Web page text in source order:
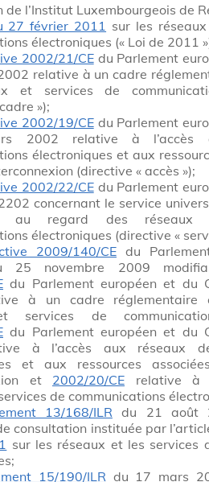
de l’Institut Luxembourgeois de
27 février 2011 sur les
électroniques (« Loi de 2011
2002/21/CEdu Parlement
relative à un cadre
et services de
»);
2002/19/CEdu Parlement
2002 relative à l’accès
électroniques et aux
(directive « accès »);
2002/22/CEdu Parlement
concernant le service
au regard des
électroniques (directive «
2009/140/CE du
25 novembre 2009
du Parlement européen et du
à un cadre réglementaire
services de
du Parlement européen et du
à l’accès aux réseaux de
et aux ressources
et 2002/20/CE relative à
de communications
13/168/ILR du 21 août
consultation instituée par
sur les réseaux et les services
15/190/ILR du 17 mars